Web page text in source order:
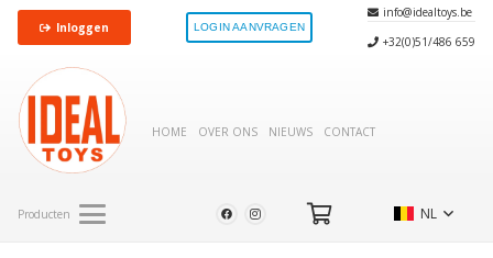
Inloggen LOGIN AANVRAGEN
info@idealtoys.be
+32(0)51/486 659
HOME OVER ONS NIEUWS CONTACT
Producten NL